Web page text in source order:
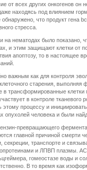
от всех других онкогенов
находясь под влиянием
что продукт гена
стресса.
нематодах было показано,
и этим защищают клетки от
апоптозу, то в настоящее
важным как для контроля
старения,
в трансформированные
в контроле тканевого
процессу и
опухолей человека и были
превращающего
главной причиной смерти
секреции, транспорте и
и ЛПВП плазмы.
гомеостазе воды и
В то время как